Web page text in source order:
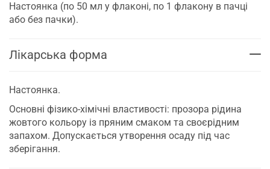
Настоянка (по 50 мл у флаконі, по 1 флакону в пачці
або без пачки).
Лікарська форма
Настоянка.
Основні фізико-хімічні властивості: прозора рідина
жовтого кольору із пряним смаком та своєрідним
запахом. Допускається утворення осаду під час
зберігання.